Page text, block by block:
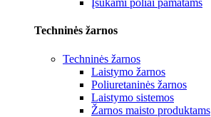
Įsukami poliai pamatams
Techninės žarnos
Techninės žarnos
Laistymo žarnos
Poliuretaninės žarnos
Laistymo sistemos
Žarnos maisto produktams